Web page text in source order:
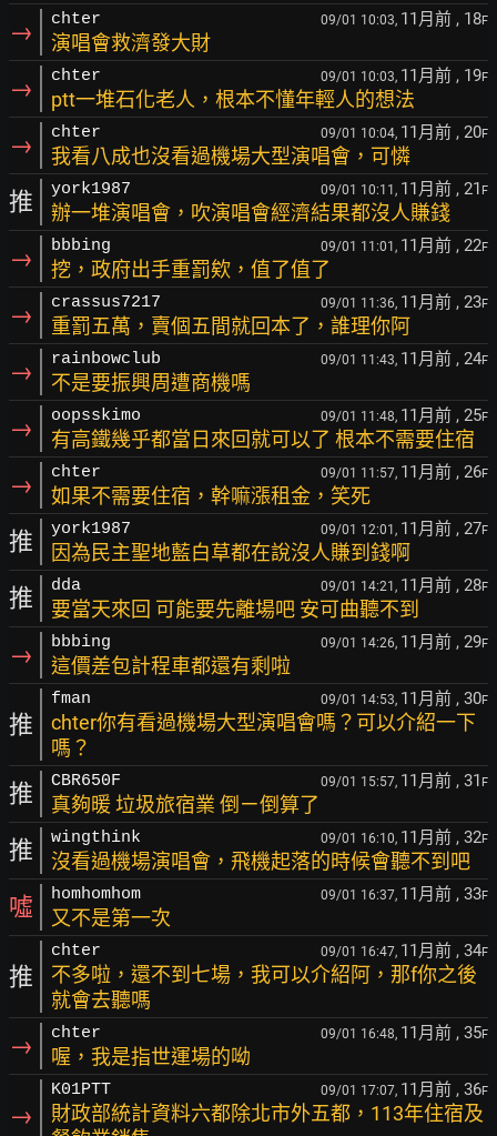
→ chter 09/01 10:03, 11月前 , 18F
演唱會救濟發大財
→ chter 09/01 10:03, 11月前 , 19F
ptt一堆石化老人，根本不懂年輕人的想法
→ chter 09/01 10:04, 11月前 , 20F
我看八成也沒看過機場大型演唱會，可憐
推 york1987 09/01 10:11, 11月前 , 21 F
辦一堆演唱會，吹演唱會經濟結果都沒人賺錢
→ bbbing 09/01 11:01, 11月前 , 22F
挖，政府出手重罰欸，值了值了
→ crassus7217 09/01 11:36, 11月前 , 23F
重罰五萬，賣個五間就回本了，誰理你阿
→ rainbowclub 09/01 11:43, 11月前 , 24F
不是要振興周遭商機嗎
→ oopsskimo 09/01 11:48, 11月前 , 25F
有高鐵幾乎都當日來回就可以了 根本不需要住宿
→ chter 09/01 11:57, 11月前 , 26F
如果不需要住宿，幹嘛漲租金，笑死
推 york1987 09/01 12:01, 11月前 , 27F
因為民主聖地藍白草都在說沒人賺到錢啊
推 dda 09/01 14:21, 11月前 , 28F
要當天來回 可能要先離場吧 安可曲聽不到
→ bbbing 09/01 14:26, 11月前 , 29F
這價差包計程車都還有剩啦
推
fman 09/01 14:53, 11月前 , 30F
chter你有看過機場大型演唱會嗎？可以介紹一下
嗎？
推 CBR650F 09/01 15:57, 11月前 , 31 F
真夠暖 垃圾旅宿業 倒ㄧ倒算了
推 wingthink 09/01 16:10, 11月前 , 32F
沒看過機場演唱會，飛機起落的時候會聽不到吧
噓 homhomhom 09/01 16:37, 11月前 , 33F
又不是第一次
推
chter 09/01 16:47, 11月前 , 34F
不多啦，還不到七場，我可以介紹阿，那f你之後
就會去聽嗎
→ chter 09/01 16:48, 11月前 , 35F
喔，我是指世運場的呦
→
K01PTT 09/01 17:07, 11月前 , 36F
財政部統計資料六都除北市外五都，113年住宿及